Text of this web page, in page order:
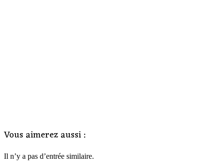
Vous aimerez aussi :
Il n’y a pas d’entrée similaire.